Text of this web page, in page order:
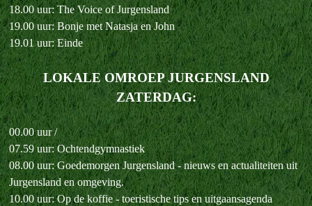
18.00 uur: The Voice of Jurgensland
19.00 uur: Bonje met Natasja en John
19.01 uur: Einde
LOKALE OMROEP JURGENSLAND
ZATERDAG:
00.00 uur /
07.59 uur: Ochtendgymnastiek
08.00 uur: Goedemorgen Jurgensland - nieuws en actualiteiten uit
Jurgensland en omgeving.
10.00 uur: Op de koffie - toeristische tips en uitgaansagenda